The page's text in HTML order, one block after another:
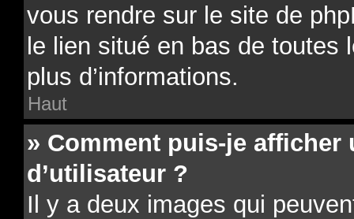
vous rendre sur le site de
le lien situé en bas de toutes
plus d’informations.
Haut
» Comment puis-je
d’utilisateur ?
Il y a deux images qui